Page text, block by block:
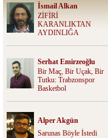
İsmail Alkan
ZİFİRİ
KARANLIKTAN
AYDINLIĞA
Serhat Emirzeoğlu
Bir Maç, Bir Uçak, Bir
Tutku: Trabzonspor
Basketbol
Alper Akgün
Sarunas Böyle İstedi